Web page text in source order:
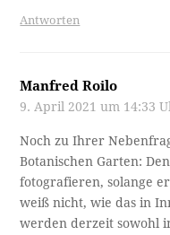
Antworten
Manfred Roilo
9. April 2021 um 14:33
Noch zu Ihrer
Botanischen Garten:
fotografieren, solange
weiß nicht, wie das in
werden derzeit sowohl